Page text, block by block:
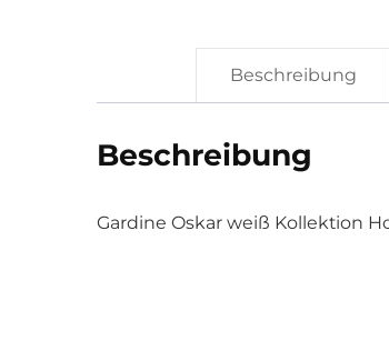
Beschreibung
Beschreibung
Gardine Oskar weiß Kollektion